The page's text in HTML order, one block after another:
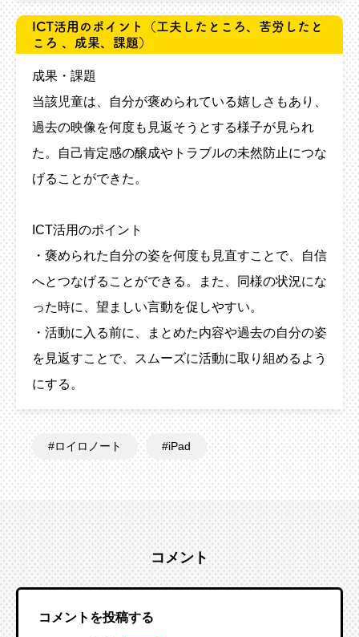
ICT活用のポイント
（工夫したところ、苦労したと
ころ 、成果、課題）
成果・課題
当該児童は、自分が褒められている嬉しさもあり、
過去の映像を何度も見返そうとする様子が見られ
た。自己肯定感の醸成やトラブルの未然防止につな
げることができた。
ICT活用のポイント
・褒められた自分の姿を何度も見直すことで、自信
へとつなげることができる。また、同様の状況にな
った時に、望ましい言動を促しやすい。
・活動に入る前に、まとめた内容や過去の自分の姿
を見返すことで、スムーズに活動に取り組めるよう
にする。
ロイロノート iPad
コメント
コメントを投稿する